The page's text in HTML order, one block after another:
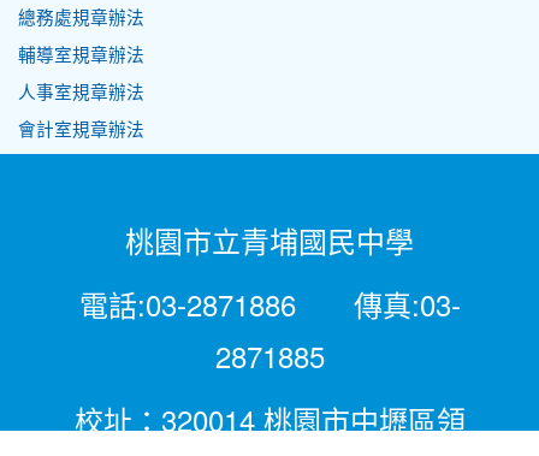
總務處規章辦法
輔導室規章辦法
人事室規章辦法
會計室規章辦法
桃園市立青埔國民中學
電話:03-2871886 傳真:03-
2871885
校址：320014 桃園市中壢區領